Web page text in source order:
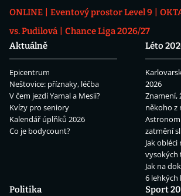
ONLINE
Eventový prostor Level 9
vs. Pudilová
Chance Liga 2026/27
Aktuálně
Epicentrum
Neštovice: příznaky, léčba
V čem jezdí Yamal a Mesii?
Kvízy pro seniory
Kalendář úplňků 2026
Co je bodycount?
Léto
2026
Znamení,
někoho z
zatmění
Jak
vysokých
Jak na
6 lehkých
Politika
Sport